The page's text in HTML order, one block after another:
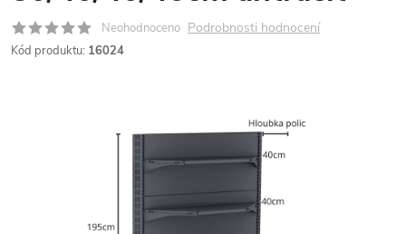
Neohodnoceno Podrobnosti hodnocení
Kód produktu: 16024